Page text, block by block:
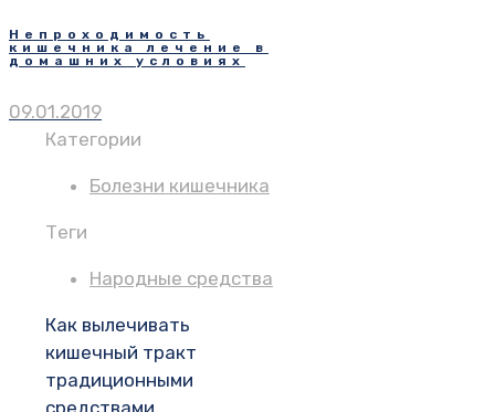
Непроходимость
кишечника лечение в
домашних условиях
09.01.2019
Категории
Болезни кишечника
Теги
Народные средства
Как вылечивать
кишечный тракт
традиционными